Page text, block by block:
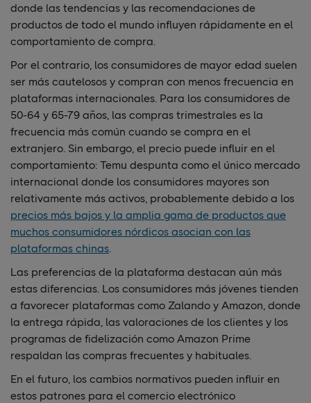
donde las tendencias y las recomendaciones de
productos de todo el mundo influyen rápidamente en el
comportamiento de compra.
Por el contrario, los consumidores de mayor edad suelen
ser más cautelosos y compran con menos frecuencia en
plataformas internacionales. Para los consumidores de
50-64 y 65-79 años, las compras trimestrales es la
frecuencia más común cuando se compra en el
extranjero. Sin embargo, el precio puede influir en el
comportamiento: Temu despunta como el único mercado
internacional donde los consumidores mayores son
relativamente más activos, probablemente debido a los
precios más bajos y la amplia gama de productos que
muchos consumidores nórdicos asocian con las
plataformas chinas
Las preferencias de la plataforma destacan aún más
estas diferencias. Los consumidores más jóvenes tienden
a favorecer plataformas como Zalando y Amazon, donde
la entrega rápida, las valoraciones de los clientes y los
programas de fidelización como Amazon Prime
respaldan las compras frecuentes y habituales.
En el futuro, los cambios normativos pueden influir en
estos patrones para el comercio electrónico